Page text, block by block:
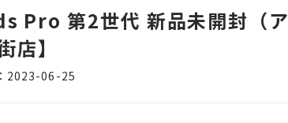
Pro 第2世代 新品未開封（
店】
2023-06-25